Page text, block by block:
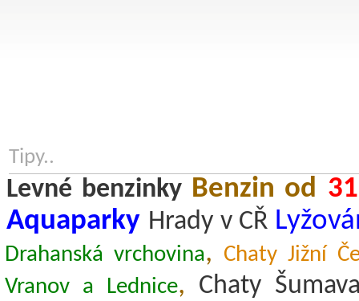
Tipy..
Levné benzinkyBenzin od
Aquaparky Hrady v CŘ
Drahanská vrchovina, Chaty Jižní
Vranov a Lednice, Chaty